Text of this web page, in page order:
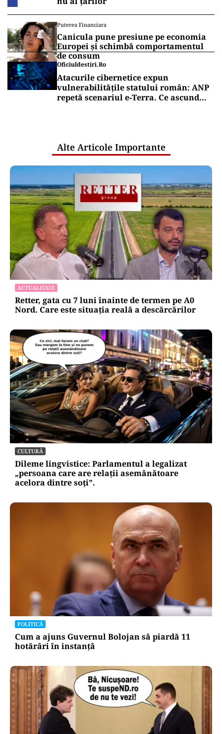
Puterea Financiara
Canicula pune presiune pe economia
Europei și schimbă comportamentul
de consum
Oficiuldestiri.ro
Atacurile cibernetice expun
vulnerabilitățile statului român: ANP
repetă scenariul e‑Terra. Ce ascund
Alte Articole Importante
ACTUALITATE
Retter, gata cu 7 luni înainte de termen pe A0
Nord. Care este situația reală a descărcărilor
CULTURĂ
Dileme lingvistice: Parlamentul a legalizat
„persoana care are relații asemănătoare
acelora dintre soți”.
POLITICĂ
Cum a ajuns Guvernul Bolojan să piardă 11
hotărâri în instanță